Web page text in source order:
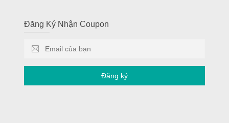
Đăng Ký Nhận Coupon
Đăng ký